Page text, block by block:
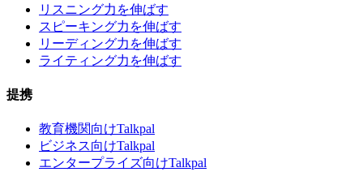
リスニング力を伸ばす
スピーキング力を伸ばす
リーディング力を伸ばす
ライティング力を伸ばす
提携
教育機関向けTalkpal
ビジネス向けTalkpal
エンタープライズ向けTalkpal